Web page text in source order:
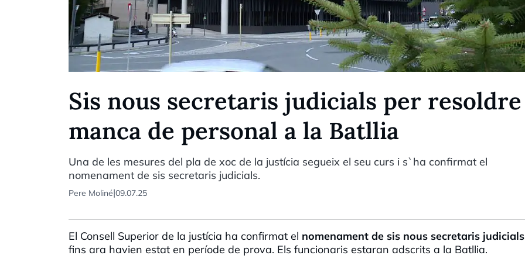
Sis nous secretaris judicials per
manca de personal a la Batllia
Una de les mesures del pla de xoc de la justícia segueix el seu curs i s`ha confirmat el
nomenament de sis secretaris judicials.
Pere Moliné|09.07.25
El Consell Superior de la justícia ha confirmat el nomenament de sis nous secretaris judicials
fins ara havien estat en període de prova. Els funcionaris estaran adscrits a la Batllia.